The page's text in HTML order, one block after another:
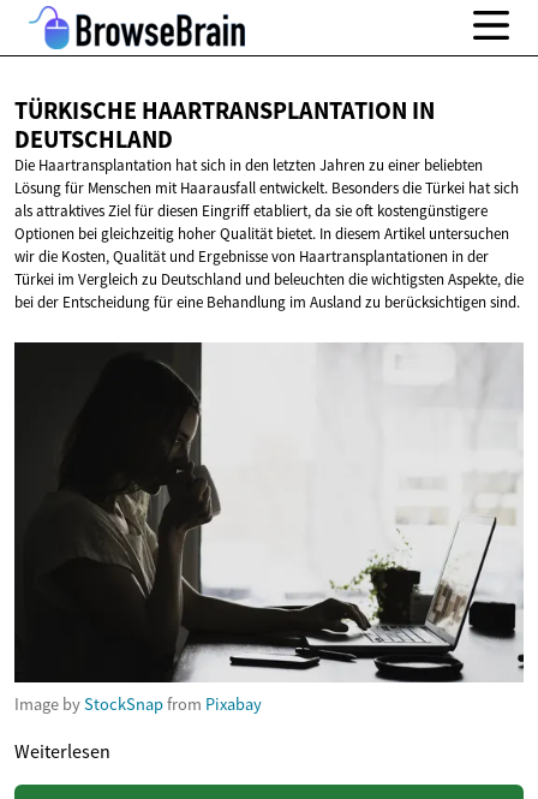
TÜRKISCHE HAARTRANSPLANTATION IN
DEUTSCHLAND
Die Haartransplantation hat sich in den letzten Jahren zu einer beliebten
Lösung für Menschen mit Haarausfall entwickelt. Besonders die Türkei hat sich
als attraktives Ziel für diesen Eingriff etabliert, da sie oft kostengünstigere
Optionen bei gleichzeitig hoher Qualität bietet. In diesem Artikel untersuchen
wir die Kosten, Qualität und Ergebnisse von Haartransplantationen in der
Türkei im Vergleich zu Deutschland und beleuchten die wichtigsten Aspekte, die
bei der Entscheidung für eine Behandlung im Ausland zu berücksichtigen sind.
Image byStockSnapfrom Pixabay
Weiterlesen